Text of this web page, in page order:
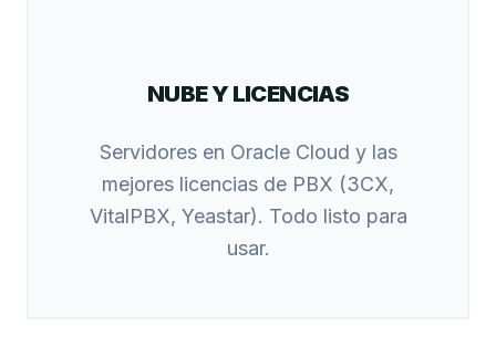
NUBE Y LICENCIAS
Servidores en Oracle Cloud y las
mejores licencias de PBX (3CX,
VitalPBX, Yeastar). Todo listo para
usar.